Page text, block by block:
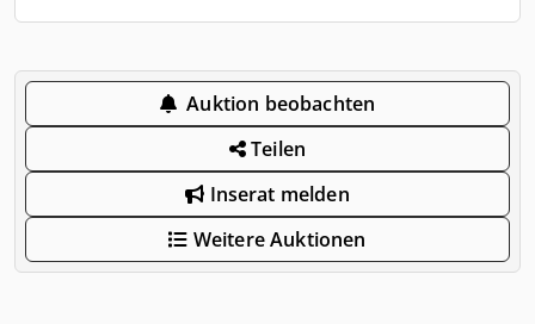
Auktion beobachten
Teilen
Inserat melden
Weitere Auktionen